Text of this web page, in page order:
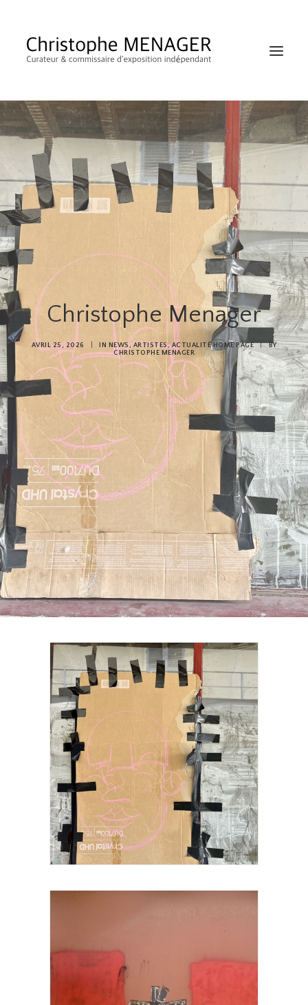
RECHERCHE
Christophe Menager
AVRIL 25, 2026 IN NEWS, ARTISTES,ACTUALITÉ HOME PAGE |
BY
CHRISTOPHE MENAGER